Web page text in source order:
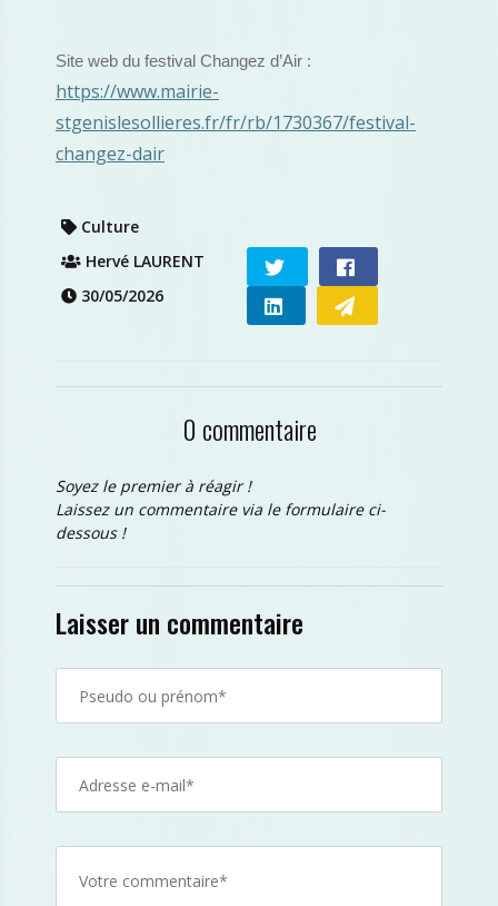
Site web du festival Changez d’Air :
https://www.mairie-
stgenislesollieres.fr/fr/rb/1730367/festival-
changez-dair
Culture
Hervé LAURENT
30/05/2026
0 commentaire
Soyez le premier à réagir !
Laissez un commentaire via le formulaire ci-
dessous !
Laisser un commentaire